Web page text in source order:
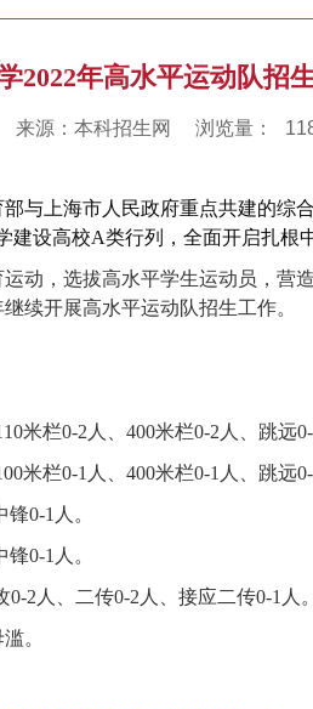
2022年高水平运动队招
来源：本科招生网 浏览量：
与上海市人民政府重点共建的综
建设高校A类行列，全面开启扎根
动，选拔高水平学生运动员，营
继续开展高水平运动队招生工作。
米栏0-2 人、 400米栏0-2 人、跳远
米栏0-1 人、 400米栏0-1 人、跳远
锋0-1 人 。
锋0-1 人 。
0-2 人、二传0-2 人、 接应二传0-1 人。
。